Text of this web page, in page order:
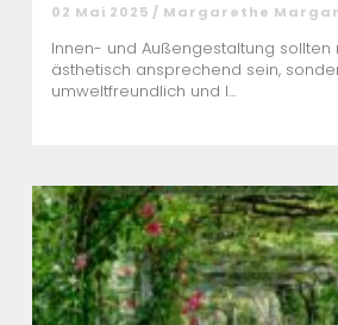
02 Mai 2025 / Margarethe
Innen- und Außengestaltung sollten
ästhetisch ansprechend sein,
umweltfreundlich und l...